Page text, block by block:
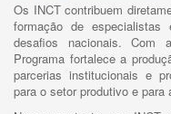
Os INCT contribuem
formação de
desafios nacionais. Com
Programa fortalece a
parcerias institucionais e
para o setor produtivo e para